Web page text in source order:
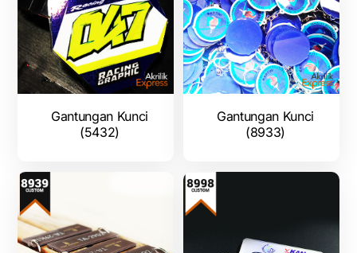
Gantungan Kunci
(5432)
Gantungan Kunci
(8933)